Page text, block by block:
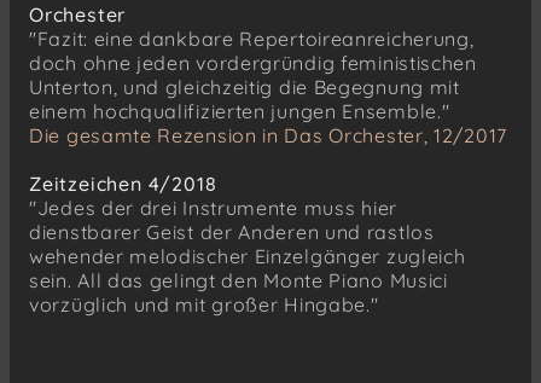
Orchester
"Fazit: eine dankbare Repertoireanreicherung,
doch ohne jeden vordergründig feministischen
Unterton, und gleichzeitig die Begegnung mit
einem hochqualifizierten jungen Ensemble."
Die gesamte Rezension in Das Orchester, 12/2017
Zeitzeichen 4/2018
"Jedes der drei Instrumente muss hier
dienstbarer Geist der Anderen und rastlos
wehender melodischer Einzelgänger zugleich
sein. All das gelingt den Monte Piano Musici
vorzüglich und mit großer Hingabe."